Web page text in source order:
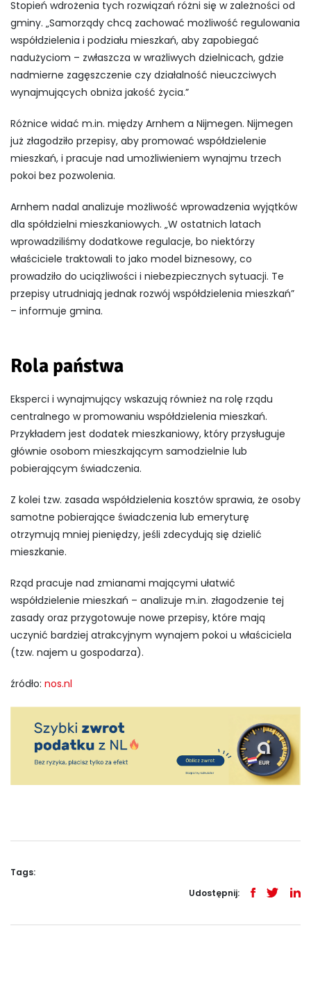
Stopień wdrożenia tych rozwiązań różni się w zależności od
gminy. „Samorządy chcą zachować możliwość regulowania
współdzielenia i podziału mieszkań, aby zapobiegać
nadużyciom – zwłaszcza w wrażliwych dzielnicach, gdzie
nadmierne zagęszczenie czy działalność nieuczciwych
wynajmujących obniża jakość życia.”
Różnice widać m.in. między Arnhem a Nijmegen. Nijmegen
już złagodziło przepisy, aby promować współdzielenie
mieszkań, i pracuje nad umożliwieniem wynajmu trzech
pokoi bez pozwolenia.
Arnhem nadal analizuje możliwość wprowadzenia wyjątków
dla spółdzielni mieszkaniowych. „W ostatnich latach
wprowadziliśmy dodatkowe regulacje, bo niektórzy
właściciele traktowali to jako model biznesowy, co
prowadziło do uciążliwości i niebezpiecznych sytuacji. Te
przepisy utrudniają jednak rozwój współdzielenia mieszkań”
– informuje gmina.
Rola państwa
Eksperci i wynajmujący wskazują również na rolę rządu
centralnego w promowaniu współdzielenia mieszkań.
Przykładem jest dodatek mieszkaniowy, który przysługuje
głównie osobom mieszkającym samodzielnie lub
pobierającym świadczenia.
Z kolei tzw. zasada współdzielenia kosztów sprawia, że osoby
samotne pobierające świadczenia lub emeryturę
otrzymują mniej pieniędzy, jeśli zdecydują się dzielić
mieszkanie.
Rząd pracuje nad zmianami mającymi ułatwić
współdzielenie mieszkań – analizuje m.in. złagodzenie tej
zasady oraz przygotowuje nowe przepisy, które mają
uczynić bardziej atrakcyjnym wynajem pokoi u właściciela
(tzw. najem u gospodarza).
źródło: nos.nl
Tags:
Udostępnij: